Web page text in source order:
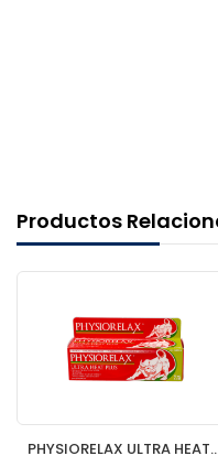
Productos
PHYSIORELAX ULTRA